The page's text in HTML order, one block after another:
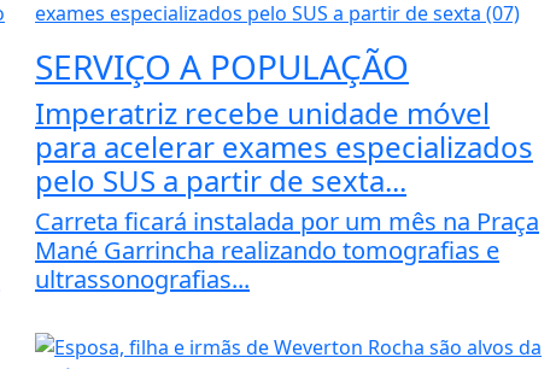
SERVIÇO A POPULAÇÃO
Imperatriz recebe unidade móvel
para acelerar exames especializados
pelo SUS a partir de sexta...
Carreta ficará instalada por um mês na Praça
Mané Garrincha realizando tomografias e
ultrassonografias...